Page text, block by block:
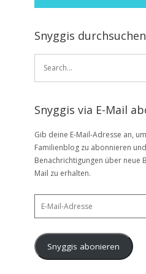
Snyggis durchsuchen
Search
Snyggis via E-Mail
Gib deine E-Mail-Adresse an,
Familienblog zu abonnieren und
Benachrichtigungen über neue
Mail zu erhalten.
Snyggis abonieren